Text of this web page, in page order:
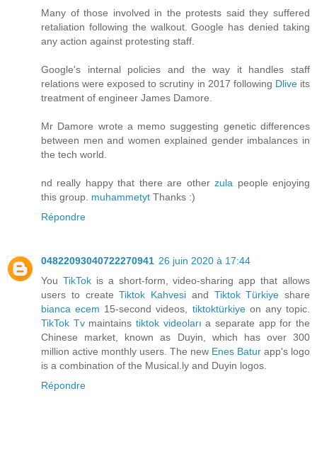
Many of those involved in the protests said they suffered
retaliation following the walkout. Google has denied taking
any action against protesting staff.
Google's internal policies and the way it handles staff
relations were exposed to scrutiny in 2017 following Dliveits
treatment of engineer James Damore.
Mr Damore wrote a memo suggesting genetic differences
between men and women explained gender imbalances in
the tech world.
nd really happy that there are otherzula people enjoying
this group. muhammetyt Thanks :)
Répondre
04822093040722270941 26 juin 2020 à 17:44
You TikTokis a short-form, video-sharing app that allows
users to createTiktok Kahvesi and Tiktok Türkiye share
bianca ecem 15-second videos, tiktoktürkiyeon any topic.
TikTok Tvmaintainstiktok videoları a separate app for the
Chinese market, known as Duyin, which has over 300
million active monthly users. The new Enes Batur app's logo
is a combination of the Musical.ly and Duyin logos.
Répondre